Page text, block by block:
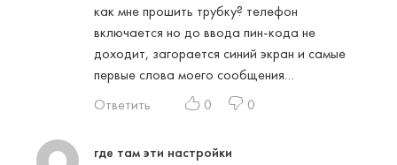
как мне прошить трубку? телефон
включается но до ввода пин-кода не
доходит, загорается синий экран и самые
первые слова моего сообщения…
Ответить
0 0
где там эти настройки